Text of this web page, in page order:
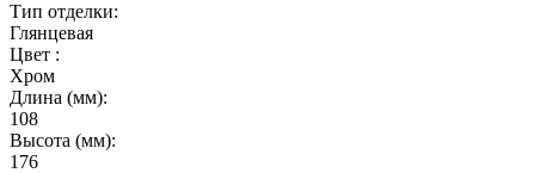
Тип отделки:
Глянцевая
Цвет :
Хром
Длина (мм):
108
Высота (мм):
176